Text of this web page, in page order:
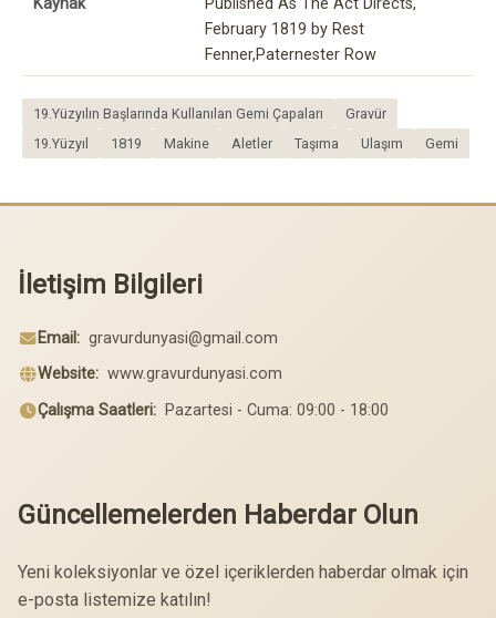
February 1819 by Rest
Fenner,Paternester Row
19.Yüzyılın Başlarında Kullanılan Gemi Çapaları
Gravür
19.Yüzyıl
1819 Makine Aletler Taşıma Ulaşım Gemi
İletişim Bilgileri
Email: gravurdunyasi@gmail.com
Website: www.gravurdunyasi.com
Çalışma Saatleri: Pazartesi - Cuma: 09:00 - 18:00
Güncellemelerden Haberdar Olun
Yeni koleksiyonlar ve özel içeriklerden haberdar olmak için
e-posta listemize katılın!